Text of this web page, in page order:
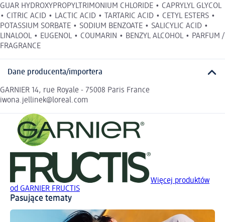
GUAR HYDROXYPROPYLTRIMONIUM CHLORIDE • CAPRYLYL GLYCOL
• CITRIC ACID • LACTIC ACID • TARTARIC ACID • CETYL ESTERS •
POTASSIUM SORBATE • SODIUM BENZOATE • SALICYLIC ACID •
LINALOOL • EUGENOL • COUMARIN • BENZYL ALCOHOL • PARFUM /
FRAGRANCE
Dane producenta/importera
GARNIER 14, rue Royale - 75008 Paris France
iwona.jellinek@loreal.com
Więcej produktów
od GARNIER FRUCTIS
Pasujące tematy